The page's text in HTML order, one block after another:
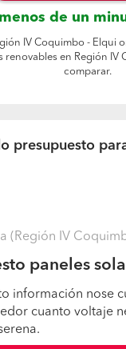
menos de un
IV Coquimbo - Elqui
renovables en Región
comparar.
presupuesto
(Región IV
paneles
información nose
cuanto voltaje